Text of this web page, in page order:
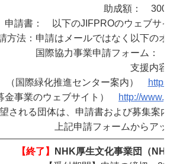
助成額： 300万
申請書： 以下のJIFPROのウェブサイト
方法：申請はメールではなく以下のオン
協力事業申請フォーム：
支援内容：
（国際緑化推進センター案内）
https://
金事業のウェブサイト）
http://
される団体は、申請書および募集案内
上記申請フォームからアップ
【終了】
NHK厚生文化事業団（NHK